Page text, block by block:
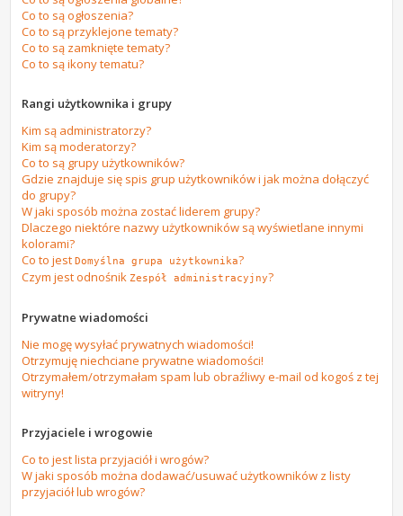
Co to są ogłoszenia?
Co to są przyklejone tematy?
Co to są zamknięte tematy?
Co to są ikony tematu?
Rangi użytkownika i grupy
Kim są administratorzy?
Kim są moderatorzy?
Co to są grupy użytkowników?
Gdzie znajduje się spis grup użytkowników i jak można dołączyć
do grupy?
W jaki sposób można zostać liderem grupy?
Dlaczego niektóre nazwy użytkowników są wyświetlane innymi
kolorami?
Co to jestDomyślna grupa użytkownika?
Czym jest odnośnikZespół administracyjny?
Prywatne wiadomości
Nie mogę wysyłać prywatnych wiadomości!
Otrzymuję niechciane prywatne wiadomości!
Otrzymałem/otrzymałam spam lub obraźliwy e-mail od kogoś z tej
witryny!
Przyjaciele i wrogowie
Co to jest lista przyjaciół i wrogów?
W jaki sposób można dodawać/usuwać użytkowników z listy
przyjaciół lub wrogów?